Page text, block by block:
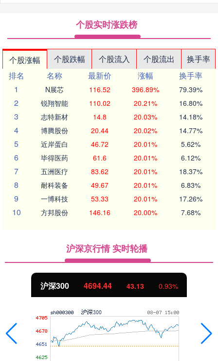
个股实时涨跌榜
个股涨幅 个股跌幅 个股流入 个股流出
换手率
排名
名称 最新价 涨幅
换手率
1
N展芯 116.52 396.89% 79.39%
2 锐翔智能 110.02 20.21% 16.80%
3 志特新材 14.8 20.03% 14.18%
4 博腾股份 20.44 20.02% 14.77%
5 近岸蛋白 46.72 20.01% 5.62%
6 毕得医药 61.6 20.01% 6.12%
7 五洲医疗 83.62 20.01% 18.37%
8 耐科装备 49.67 20.01% 6.83%
9 一博科技 53.33 20.01% 17.26%
10 方邦股份 146.16 20.00% 7.68%
沪深京行情 实时轮播
沪深300 4694.44 43.13 0.93%